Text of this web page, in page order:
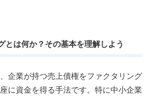
とは何か？その基本を理解しよう
企業が持つ売上債権をファクタリング
に資金を得る手法です。特に中小企業